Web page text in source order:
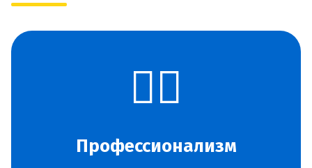
👨‍✈️
Профессионализм